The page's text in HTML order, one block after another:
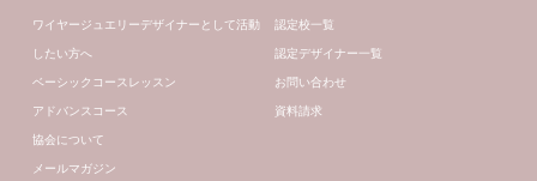
ワイヤージュエリーデザイナーとして活動
したい方へ
ベーシックコースレッスン
アドバンスコース
協会について
メールマガジン
認定校一覧
認定デザイナー一覧
お問い合わせ
資料請求